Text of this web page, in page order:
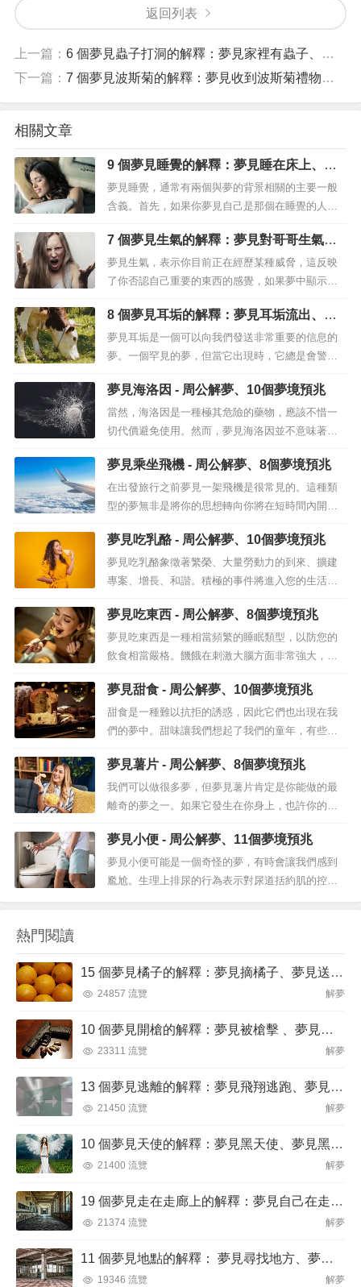
返回列表
上一篇： 6 個夢見蟲子打洞的解釋：夢見家裡有蟲子、夢見很多蟲子
下一篇： 7 個夢見波斯菊的解釋：夢見收到波斯菊禮物、夢見種植波斯菊
相關文章
9 個夢見睡覺的解釋：夢見睡在床上、夢
見睡在地板上
夢見睡覺，通常有兩個與夢的背景相關的主要一般
含義。首先，如果你夢見自己是那個在睡覺的人，
你的潛意識可能會警告你三件事：你過著太輕鬆的
生活、你感到筋疲力盡、你需要多睡一會兒，或者
你周圍有什麼東西你有意識地沒有注意，因為它困
擾著你。夢見睡覺 - 含義和象徵其次，如果你夢見
另一個人睡覺，意味著你忽略了發生...
7 個夢見生氣的解釋：夢見對哥哥生氣、
夢見對一個人生氣
夢見生氣，表示你目前正在經歷某種威脅，這反映
了你否認自己重要的東西的感覺，如果夢中顯示暴
力或不止一個咄咄逼人，那麼你需要確保你以正確
的方式向正確的人表達自己，在各種情況下，夢見
生氣和有暴力行為，預示著你真的在清醒的生活中
對某人生氣，嘗試找到解決這種憤怒的方法很重
要，如果你夢見走過一條狹窄的小巷，生氣...
8 個夢見耳垢的解釋：夢見耳垢流出、夢
見很多耳垢
夢見耳垢是一個可以向我們發送非常重要的信息的
夢。一個罕見的夢，但當它出現時，它總是會警告
我們需要注意的事情。當我們聽到關於自己的壞話
或因某種原因感到羞愧時，夢見耳垢是很常見的。
在這些情況下，夢似乎是希望不惜一切代價擺脫或
隱藏某些東西的表現。夢見耳垢一般來說，夢見耳
垢，也預示著我們自己或做事的方式發生...
夢見海洛因 - 周公解夢、10個夢境預兆
當然，海洛因是一種極其危險的藥物，應該不惜一
切代價避免使用。然而，夢見海洛因並不意味著你
是癮君子。夢中任何類型的藥物通常是不安全的徵
兆。如果你在夢中使用海洛因，你的潛意識會警告
你你行為的後果。也許你是那種在考慮好某件事之
前就採取行動的人之一，或者你可能會開始一些你
沒有真正考慮過的新事情。但是，您必須...
夢見乘坐飛機 - 周公解夢、8個夢境預兆
在出發旅行之前夢見一架飛機是很常見的。這種類
型的夢無非是將你的思想轉向你將在短時間內開始
的旅程。這是你的現實生活要做的事情，這種情況
也在你的潛意識中被假設。然而，當碰巧夢見沒有
任何計劃旅行的飛機時，它通常會在你的個人生活
中具有很大的意義。夢見乘坐飛機眾所周知，飛機
是讓我們比他們在歷史上暫時發明的更安...
夢見吃乳酪 - 周公解夢、10個夢境預兆
夢見吃乳酪象徵著繁榮、大量勞動力的到來、擴建
專案、增長、和諧。積極的事件將進入您的生活，
勝利、成功、收入、成就。信不信由你，這是一個
經常發生的夢境，可能與繁榮和勞動力有關，專案
不斷擴大，最終以滿意與和諧告終。因此，即使在
情感層面上，它也代表了儘管可能存在問題，但生
活的和諧。但就夢見吃乳酪而言，根據夢...
夢見吃東西 - 周公解夢、8個夢境預兆
夢見吃東西是一種相當頻繁的睡眠類型，以防您的
飲食相當嚴格。饑餓在刺激大腦方面非常強大，讓
你到處都能看到食物。從這個意義上說，解釋並不
太重要，因為它只暗示了你當時想要的夢幻般的表
現。 夢見吃東西 但是如果我們沒有節食來去除多餘
的體重，我們最近沒有大暴飲暴...
夢見甜食 - 周公解夢、10個夢境預兆
甜食是一種難以抗拒的誘惑，因此它們也出現在我
們的夢中。甜味讓我們想起了我們的童年，有些甜
點是許多節日的傳統，例如耶誕節，因此可能會夢
到義大利麵包。但這個夢境意味著什麼呢？在解夢
中，食物是精神食糧，對智力發展很重要。夢的象
徵是甜蜜的，吸引人的感官，是精神成長的標誌。
夢見吃甜食一般來說，甜食其實屬於生活...
夢見薯片 - 周公解夢、8個夢境預兆
我們可以做很多夢，但夢見薯片肯定是你能做的最
離奇的夢之一。如果它發生在你身上，也許你的生
活中會開始發生很多好事。可以肯定的是，這些夢
並不常見，這就是為什麼它可能會讓您感到有點驚
訝。但是，它沒有任何問題。夢見薯片如果您熱愛
美食，您可能已經夢到過在其他場合用餐。但是吃
夢見小便 - 周公解夢、11個夢境預兆
夢見小便可能是一個奇怪的夢，有時會讓我們感到
尷尬。生理上排尿的行為表示對尿道括約肌的控
特定的環境而積累的情緒的凈化。在排尿過程中，
任何情緒緊張都會得到釋放，排出不需要的...
熱門閱讀
15 個夢見橘子的解釋：夢見摘橘子、夢見送橘子
24857 流覽 解夢
10 個夢見開槍的解釋：夢見被槍擊 、夢見被槍威脅
23311 流覽 解夢
13 個夢見逃離的解釋：夢見飛翔逃跑、夢見逃離火焰
21450 流覽 解夢
10 個夢見天使的解釋：夢見黑天使、夢見黑暗天使
21400 流覽 解夢
19 個夢見走在走廊上的解釋：夢見自己在走廊裡迷路、夢見在走廊被搶劫
21374 流覽 解夢
11 個夢見地點的解釋： 夢見尋找地方、夢見突然換地
19346 流覽 解夢